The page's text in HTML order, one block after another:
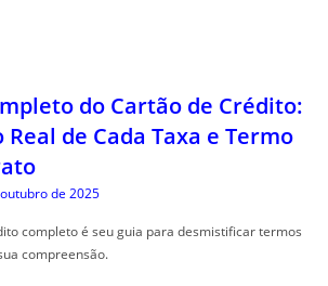
do Cartão de Crédito:
Real de Cada Taxa e Termo
de 2025
completo é seu guia para desmistificar termos
compreensão.